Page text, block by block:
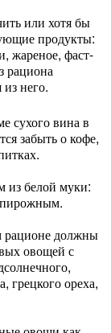
или хотя бы
продукты:
жареное, фаст-
рациона
него.
сухого вина в
забыть о кофе,
из белой муки:
пирожным.
рационе должны
овощей с
грецкого ореха,